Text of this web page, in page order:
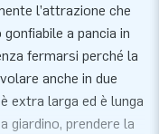
l’attrazione che
a pancia in
fermarsi perché la
anche in due
extra larga ed è lunga
giardino, prendere la